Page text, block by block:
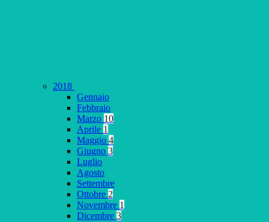
2018
Gennaio
Febbraio
Marzo 10
Aprile 1
Maggio 4
Giugno 3
Luglio
Agosto
Settembre
Ottobre 2
Novembre 1
Dicembre 3